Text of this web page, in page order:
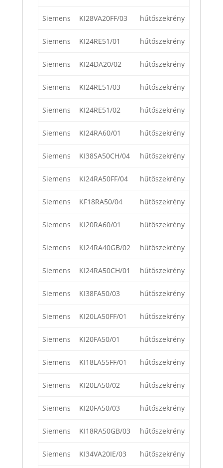
Siemens KI28VA20FF/03 hűtőszekrény
Siemens KI24RE51/01 hűtőszekrény
Siemens KI24DA20/02 hűtőszekrény
Siemens KI24RE51/03 hűtőszekrény
Siemens KI24RE51/02 hűtőszekrény
Siemens KI24RA60/01 hűtőszekrény
Siemens KI38SA50CH/04 hűtőszekrény
Siemens KI24RA50FF/04 hűtőszekrény
Siemens KF18RA50/04 hűtőszekrény
Siemens KI20RA60/01 hűtőszekrény
Siemens KI24RA40GB/02 hűtőszekrény
Siemens KI24RA50CH/01 hűtőszekrény
Siemens KI38FA50/03 hűtőszekrény
Siemens KI20LA50FF/01 hűtőszekrény
Siemens KI20FA50/01 hűtőszekrény
Siemens KI18LA55FF/01 hűtőszekrény
Siemens KI20LA50/02 hűtőszekrény
Siemens KI20FA50/03 hűtőszekrény
Siemens KI18RA50GB/03 hűtőszekrény
Siemens KI34VA20IE/03 hűtőszekrény